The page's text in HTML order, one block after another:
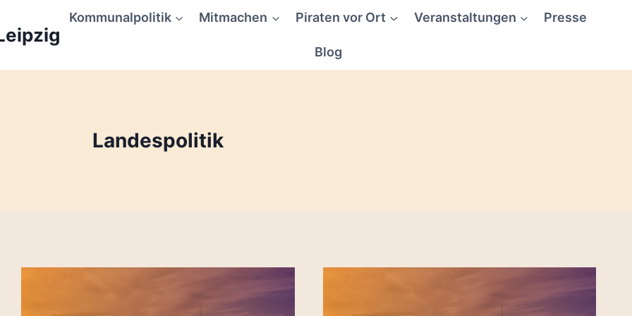
Kommunalpolitik Mitmachen Piraten vor Ort Veranstaltungen Presse
Blog
Landespolitik